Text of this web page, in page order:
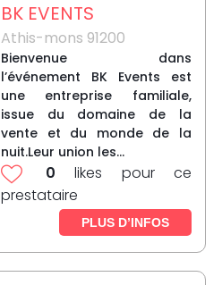
BK EVENTS
Athis-mons 91200
Bienvenue dans
l’événement BK Events est
une entreprise familiale,
issue du domaine de la
vente et du monde de la
nuit.Leur union les...
0 likes pour ce
prestataire
PLUS D’INFOS